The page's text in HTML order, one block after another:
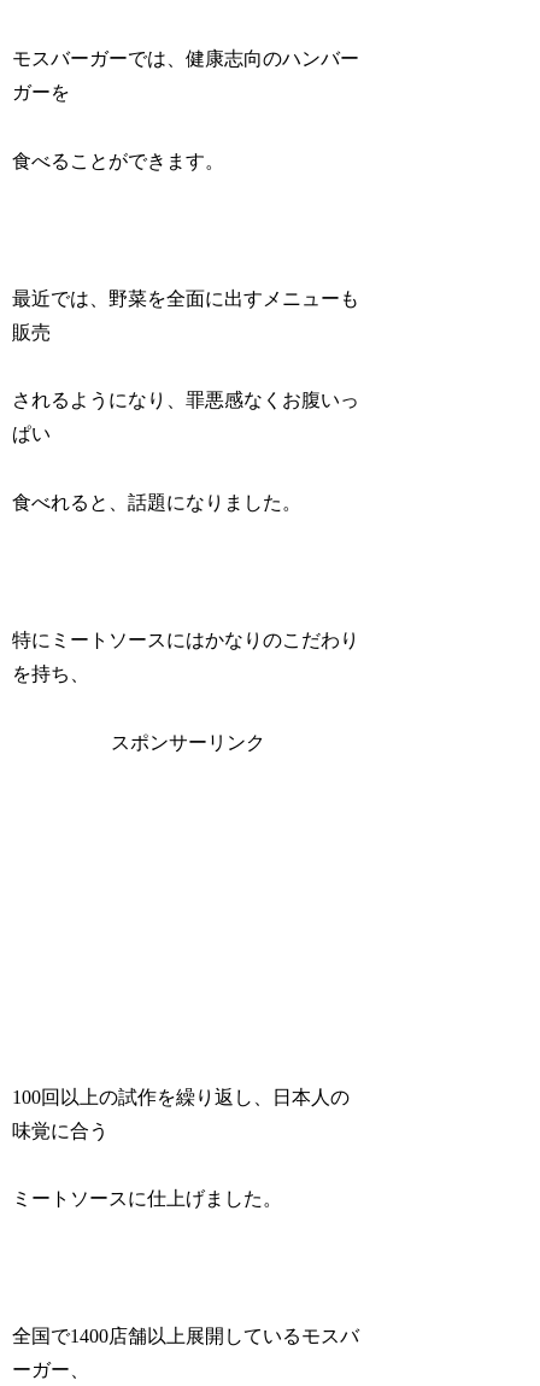
モスバーガーでは、健康志向のハンバー
ガーを
食べることができます。
最近では、野菜を全面に出すメニューも
販売
されるようになり、罪悪感なくお腹いっ
ぱい
食べれると、話題になりました。
特にミートソースにはかなりのこだわり
を持ち、
スポンサーリンク
100回以上の試作を繰り返し、日本人の
味覚に合う
ミートソースに仕上げました。
全国で1400店舗以上展開しているモスバ
ーガー、